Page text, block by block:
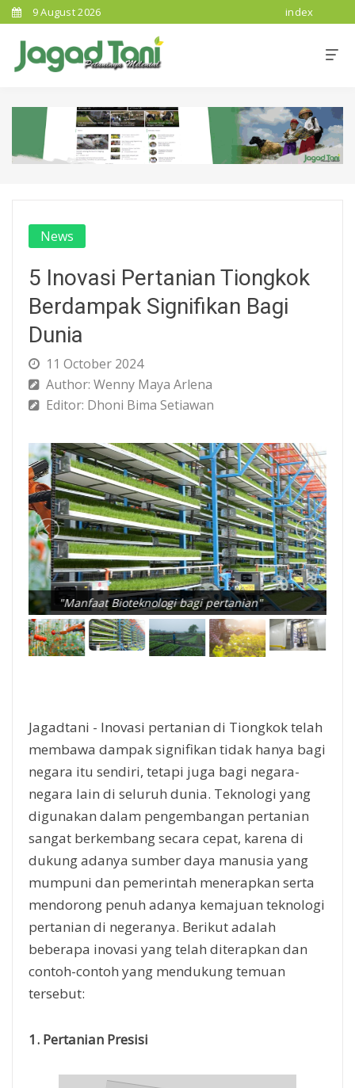
9 August 2026 index
News
5 Inovasi Pertanian Tiongkok
Berdampak Signifikan Bagi
Dunia
11 October 2024
Author: Wenny Maya Arlena
Editor: Dhoni Bima Setiawan
"Manfaat Bioteknologi bagi pertanian"
Jagadtani - Inovasi pertanian di Tiongkok telah
membawa dampak signifikan tidak hanya bagi
negara itu sendiri, tetapi juga bagi negara-
negara lain di seluruh dunia. Teknologi yang
digunakan dalam pengembangan pertanian
sangat berkembang secara cepat, karena di
dukung adanya sumber daya manusia yang
mumpuni dan pemerintah menerapkan serta
mendorong penuh adanya kemajuan teknologi
pertanian di negeranya. Berikut adalah
beberapa inovasi yang telah diterapkan dan
contoh-contoh yang mendukung temuan
tersebut:
1. Pertanian Presisi